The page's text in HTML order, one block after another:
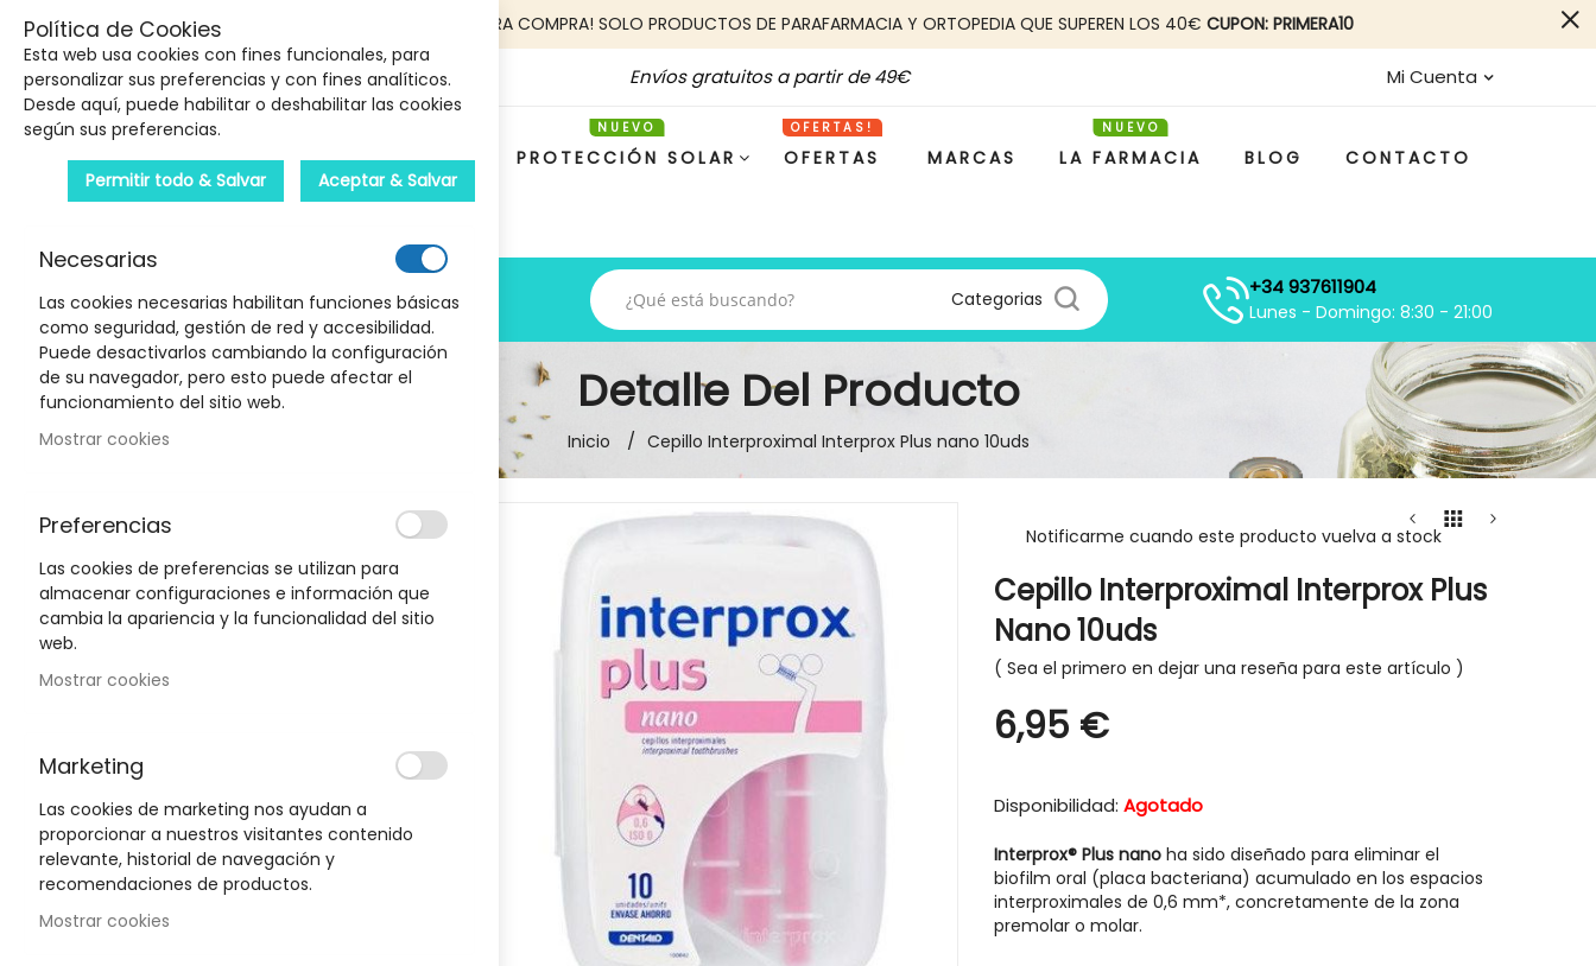
5€ DE DESCUENTO EN TU PRIMERA COMPRA! SOLO PRODUCTOS DE PARAFARMACIA Y ORTOPEDIA QUE SUPEREN LOS 40€ CUPON: PRIMERA10
Envíos gratuitos a partir de 49€ Mi Cuenta
PROTECCIÓN SOLAR OFERTAS MARCAS LA FARMACIA BLOG CONTACTO
PRODUCTOS Categorias +34 937611904
Lunes - Domingo: 8:30 - 21:00
Detalle Del Producto
Inicio Cepillo Interproximal Interprox Plus nano 10uds
Notificarme cuando este producto vuelva a stock
Cepillo Interproximal Interprox Plus
Nano 10uds
Sea el primero en dejar una reseña para este artículo
6,95 €
Disponibilidad: Agotado
Interprox® Plus nano ha sido diseñado para eliminar el
biofilm oral (placa bacteriana) acumulado en los espacios
interproximales de 0,6 mm*, concretamente de la zona
premolar o molar.
Marcas
Oportunidad!
-30%
Política de Cookies
Esta web usa cookies con fines funcionales, para
personalizar sus preferencias y con fines analíticos.
Desde aquí, puede habilitar o deshabilitar las cookies
según sus preferencias.
Permitir todo & Salvar Aceptar & Salvar
Necesarias
Las cookies necesarias habilitan funciones básicas
como seguridad, gestión de red y accesibilidad.
Puede desactivarlos cambiando la configuración
de su navegador, pero esto puede afectar el
funcionamiento del sitio web.
Mostrar cookies
Preferencias
Las cookies de preferencias se utilizan para
almacenar configuraciones e información que
cambia la apariencia y la funcionalidad del sitio
web.
Mostrar cookies
Marketing
Las cookies de marketing nos ayudan a
proporcionar a nuestros visitantes contenido
relevante, historial de navegación y
recomendaciones de productos.
Mostrar cookies